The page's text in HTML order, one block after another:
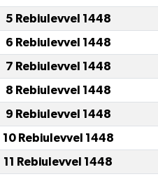
5 Rebiulevvel 1448
6 Rebiulevvel 1448
7 Rebiulevvel 1448
8 Rebiulevvel 1448
9 Rebiulevvel 1448
10 Rebiulevvel 1448
11 Rebiulevvel 1448